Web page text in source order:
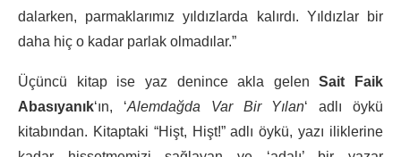
dalarken, parmaklarımız yıldızlarda kalırdı. Yıldızlar bir
daha hiç o kadar parlak olmadılar.”
Üçüncü kitap ise yaz denince akla gelenSait Faik
Abasıyanık‘ın, ‘Alemdağda Var Bir Yılan‘ adlı öykü
kitabından. Kitaptaki “Hişt, Hişt!” adlı öykü, yazı iliklerine